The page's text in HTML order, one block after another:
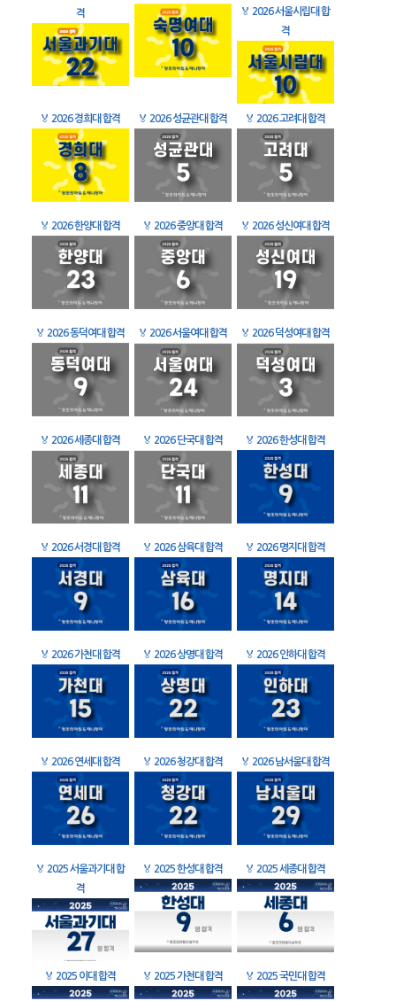
격
🏅 2026 서울시립대 합
격
🏅 2026 경희대 합격 🏅 2026 성균관대 합격 🏅 2026 고려대 합격
🏅 2026 한양대 합격 🏅 2026 중앙대 합격 🏅 2026 성신여대 합격
🏅 2026 동덕여대 합격 🏅 2026 서울여대 합격 🏅 2026 덕성여대 합격
🏅 2026 세종대 합격 🏅 2026 단국대 합격 🏅 2026 한성대 합격
🏅 2026 서경대 합격 🏅 2026 삼육대 합격 🏅 2026 명지대 합격
🏅 2026 가천대 합격 🏅 2026 상명대 합격 🏅 2026 인하대 합격
🏅 2026 연세대 합격 🏅 2026 청강대 합격 🏅 2026 남서울대 합격
🏅 2025 서울과기대 합
격
🏅 2025 한성대 합격 🏅 2025 세종대 합격
🏅 2025 이대 합격 🏅 2025 가천대 합격 🏅 2025 국민대 합격